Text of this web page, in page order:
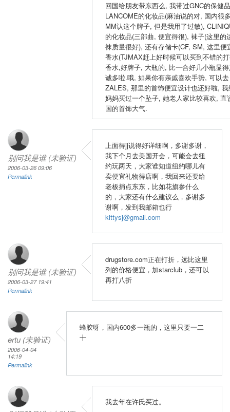
回国给朋友带东西么, 我带过GNC的保健
LANCOME的化妆品(麻油说的对, 国内很
MM认这个牌子, 但是我用了过敏),
的化妆品(三部曲, 便宜得很), 袜子(这里的
袜质量很好), 还有存储卡(CF, SM, 这里便
香水(TJMAX赶上好时候可以买到不错的
香水,好牌子, 大瓶的, 比一合好几小瓶显
诚多啦.哦, 如果你有亲戚喜欢手势, 可以去
ZALES, 那里的首饰便宜设计也还好啦,
妈妈买过一个坠子, 她老人家比较喜欢, 直
国的首饰大气.
别问我是谁 (未验证)
2006-03-26 09:06
Permalink
上面得jj说得好详细啊，多谢多谢，
我下个月去美国开会，可能会去纽
约玩两天，大家谁知道纽约哪儿有
卖便宜礼物得店啊，我回来还要给
老板捎点东东，比如花旗参什么
的，大家还有什么建议么，多谢多
谢啊，发到我邮箱也行
kittysj@gmail.com
别问我是谁 (未验证)
2006-03-27 19:41
Permalink
drugstore.com正在打折，远比这里
列的价格便宜，加starclub，还可以
再打八折
ertu (未验证)
2006-04-04
14:19
Permalink
蜂胶呀，国内600多一瓶的，这里只要一二
十
我去年在许氏买过。